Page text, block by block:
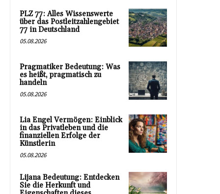
PLZ 77: Alles Wissenswerte
über das Postleitzahlengebiet
77 in Deutschland
05.08.2026
Pragmatiker Bedeutung: Was
es heißt, pragmatisch zu
handeln
05.08.2026
Lia Engel Vermögen: Einblick
in das Privatleben und die
finanziellen Erfolge der
Künstlerin
05.08.2026
Lijana Bedeutung: Entdecken
Sie die Herkunft und